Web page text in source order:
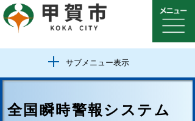
サブメニュー表示
全国瞬時警報システム